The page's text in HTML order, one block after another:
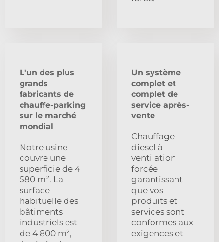
L'un des plus
grands
fabricants de
chauffe-parking
sur le marché
mondial
Notre usine
couvre une
superficie de 4
580 m². La
surface
habituelle des
bâtiments
industriels est
de 4 800 m²,
Un système
complet et
complet de
service après-
vente
Chauffage
diesel à
ventilation
forcée
garantissant
que vos
produits et
services sont
conformes aux
exigences et